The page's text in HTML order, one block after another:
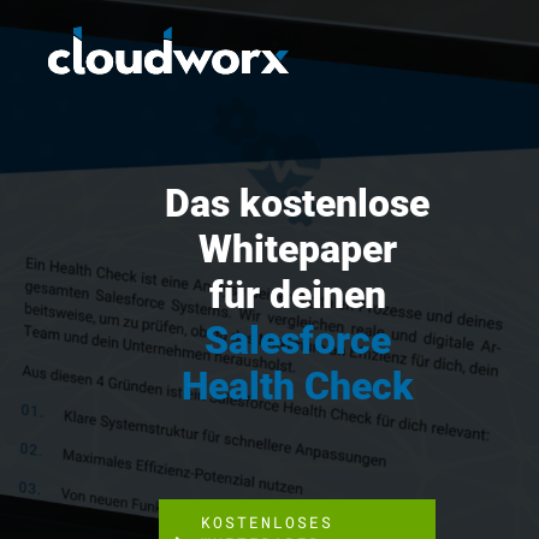
Das kostenlose
Whitepaper
für deinen
Salesforce
Health Check
KOSTENLOSES